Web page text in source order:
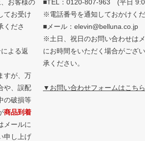
お客様の
てお受け
くださ
よる返
すが、万
や、誤配
の破損等
商品到着
メールに
申し上げ
■TEL：0120-807-963 (平日
※電話番号を通知しておかけく
■メール：elevin@belluna.co.jp
※土日、祝日のお問い合わせは
にお時間をいただく場合がござ
承ください。
▼お問い合わせフォームはこちら